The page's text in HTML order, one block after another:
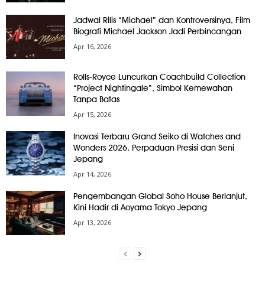
Jadwal Rilis “Michael” dan Kontroversinya, Film
Biografi Michael Jackson Jadi Perbincangan
Apr 16, 2026
Rolls-Royce Luncurkan Coachbuild Collection
“Project Nightingale”, Simbol Kemewahan
Tanpa Batas
Apr 15, 2026
Inovasi Terbaru Grand Seiko di Watches and
Wonders 2026, Perpaduan Presisi dan Seni
Jepang
Apr 14, 2026
Pengembangan Global Soho House Berlanjut,
Kini Hadir di Aoyama Tokyo Jepang
Apr 13, 2026